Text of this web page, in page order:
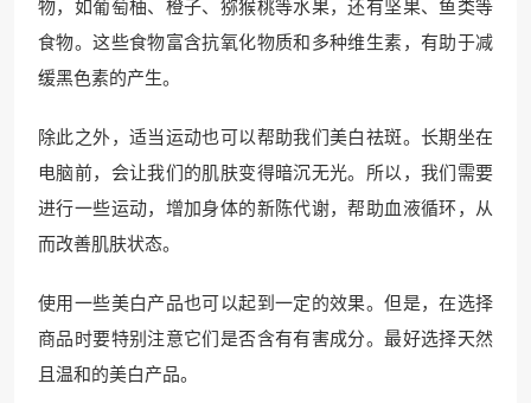
物，如葡萄柚、橙子、猕猴桃等水果，还有坚果、鱼类等
食物。这些食物富含抗氧化物质和多种维生素，有助于减
缓黑色素的产生。
除此之外，适当运动也可以帮助我们美白祛斑。长期坐在
电脑前，会让我们的肌肤变得暗沉无光。所以，我们需要
进行一些运动，增加身体的新陈代谢，帮助血液循环，从
而改善肌肤状态。
使用一些美白产品也可以起到一定的效果。但是，在选择
商品时要特别注意它们是否含有有害成分。最好选择天然
且温和的美白产品。